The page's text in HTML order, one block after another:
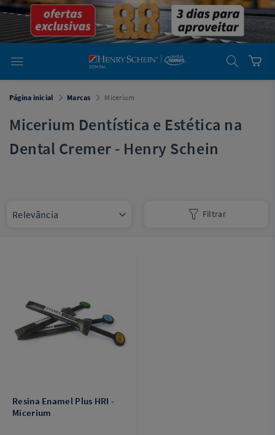
emDental
Cremer -
Henry Schein
Laboratório
Laboratório
emDental
Henry Schein
Cremer
Página inicial Marcas Micerium
Micerium Dentística e Estética na
Dental Cremer - Henry Schein
Resina Enamel Plus HRI -
Micerium
Filtrar